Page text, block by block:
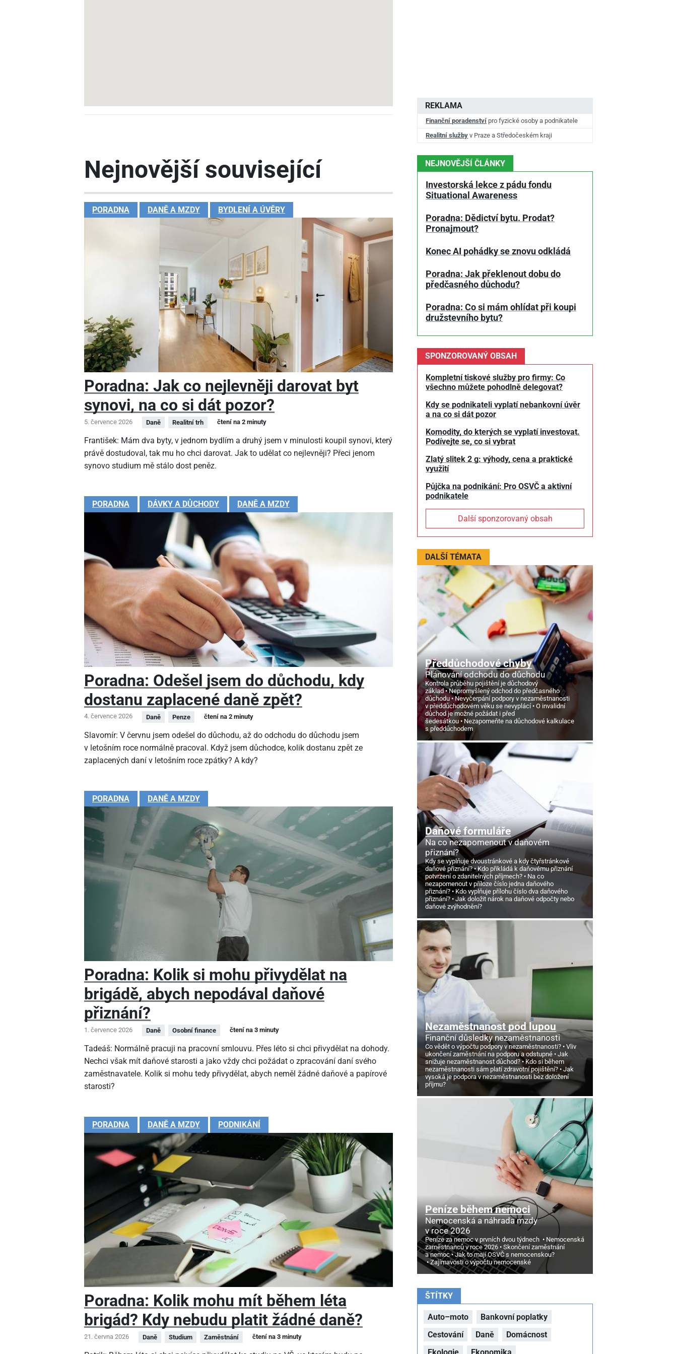
Nejnovější související
PORADNA DANĚ A MZDY BYDLENÍ A ÚVĚRY
Poradna: Jak co nejlevněji darovat byt
synovi, na co si dát pozor?
5. července 2026 Daně Realitní trh čtení na 2 minuty
František: Mám dva byty, v jednom bydlím a druhý jsem v minulosti koupil synovi, který
právě dostudoval, tak mu ho chci darovat. Jak to udělat co nejlevněji? Přeci jenom
synovo studium mě stálo dost peněz.
PORADNA DÁVKY A DŮCHODY DANĚ A MZDY
Poradna: Odešel jsem do důchodu, kdy
dostanu zaplacené daně zpět?
4. července 2026 Daně Penze čtení na 2 minuty
Slavomír: V červnu jsem odešel do důchodu, až do odchodu do důchodu jsem
v letošním roce normálně pracoval. Když jsem důchodce, kolik dostanu zpět ze
zaplacených daní v letošním roce zpátky? A kdy?
PORADNA DANĚ A MZDY
Poradna: Kolik si mohu přivydělat na
brigádě, abych nepodával daňové
přiznání?
1. července 2026 Daně Osobní finance čtení na 3 minuty
Tadeáš: Normálně pracuji na pracovní smlouvu. Přes léto si chci přivydělat na dohody.
Nechci však mít daňové starosti a jako vždy chci požádat o zpracování daní svého
zaměstnavatele. Kolik si mohu tedy přivydělat, abych neměl žádné daňové a papírové
starosti?
PORADNA DANĚ A MZDY PODNIKÁNÍ
Poradna: Kolik mohu mít během léta
brigád? Kdy nebudu platit žádné daně?
21. června 2026 Daně Studium Zaměstnání čtení na 3 minuty
REKLAMA
Finanční poradenství pro fyzické osoby a podnikatele
Realitní služby v Praze a Středočeském kraji
NEJNOVĚJŠÍ ČLÁNKY
Investorská lekce z pádu fondu
Situational Awareness
Poradna: Dědictví bytu. Prodat?
Pronajmout?
Konec AI pohádky se znovu odkládá
Poradna: Jak překlenout dobu do
předčasného důchodu?
Poradna: Co si mám ohlídat při koupi
družstevního bytu?
SPONZOROVANÝ OBSAH
Kompletní tiskové služby pro firmy: Co
všechno můžete pohodlně delegovat?
Kdy se podnikateli vyplatí nebankovní úvěr
a na co si dát pozor
Komodity, do kterých se vyplatí investovat.
Podívejte se, co si vybrat
Zlatý slitek 2 g: výhody, cena a praktické
využití
Půjčka na podnikání: Pro OSVČ a aktivní
podnikatele
Další sponzorovaný obsah
DALŠÍ TÉMATA
Předdůchodové chyby
Plánování odchodu do důchodu
Kontrola průběhu pojištění je důchodový
základ
Nepromyšlený odchod do předčasného
důchodu
Nevyčerpání podpory v nezaměstnanosti
v předdůchodovém věku se nevyplácí
O invalidní
důchod je možné požádat i před
šedesátkou
Nezapomeňte na důchodové kalkulace
s předdůchodem
Daňové formuláře
Na co nezapomenout v daňovém
přiznání?
Kdy se vyplňuje dvoustránkové a kdy čtyřstránkové
daňové přiznání?
Kdo přikládá k daňovému přiznání
potvrzení o zdanitelných příjmech?
Na co
nezapomenout v příloze číslo jedna daňového
přiznání?
Kdo vyplňuje přílohu číslo dva daňového
přiznání?
Jak doložit nárok na daňové odpočty nebo
daňové zvýhodnění?
Nezaměstnanost pod lupou
Finanční důsledky nezaměstnanosti
Co vědět o výpočtu podpory v nezaměstnanosti?
Vliv
ukončení zaměstnání na podporu a odstupné
Jak
snižuje nezaměstnanost důchod?
Kdo si během
nezaměstnanosti sám platí zdravotní pojištění?
Jak
vysoká je podpora v nezaměstnanosti bez doložení
příjmu?
Peníze během nemoci
Nemocenská a náhrada mzdy
v roce 2026
Peníze za nemoc v prvních dvou týdnech
Nemocenská
zaměstnanců v roce 2026
Skončení zaměstnání
a nemoc
Jak to mají OSVČ s nemocenskou?
Zajímavosti o výpočtu nemocenské
ŠTÍTKY
Auto–moto
Bankovní poplatky
Cestování
Daně
Domácnost